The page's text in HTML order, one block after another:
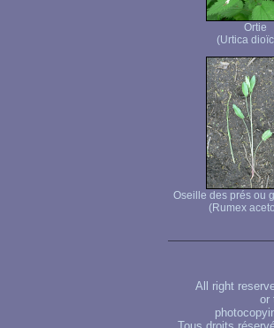
Ortie
(Urtica
Oseille des prés ou
(Rumex
All right
or